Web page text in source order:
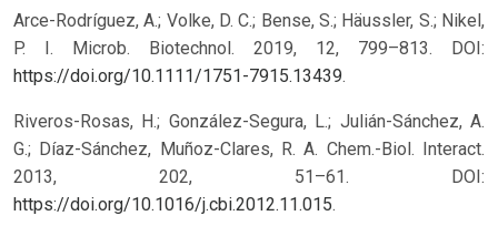
Arce-Rodríguez, A.; Volke, D. C.; Bense, S.; Häussler, S.; Nikel,
P. I. Microb. Biotechnol. 2019, 12, 799–813. DOI:
https://doi.org/10.1111/1751-7915.13439.
Riveros-Rosas, H.; González-Segura, L.; Julián-Sánchez, A.
G.; Díaz-Sánchez, Muñoz-Clares, R. A. Chem.-Biol. Interact.
2013, 202, 51–61. DOI:
https://doi.org/10.1016/j.cbi.2012.11.015.